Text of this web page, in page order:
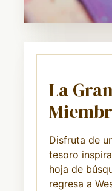
La
Disfruta de
tesoro
hoja de
regresa a